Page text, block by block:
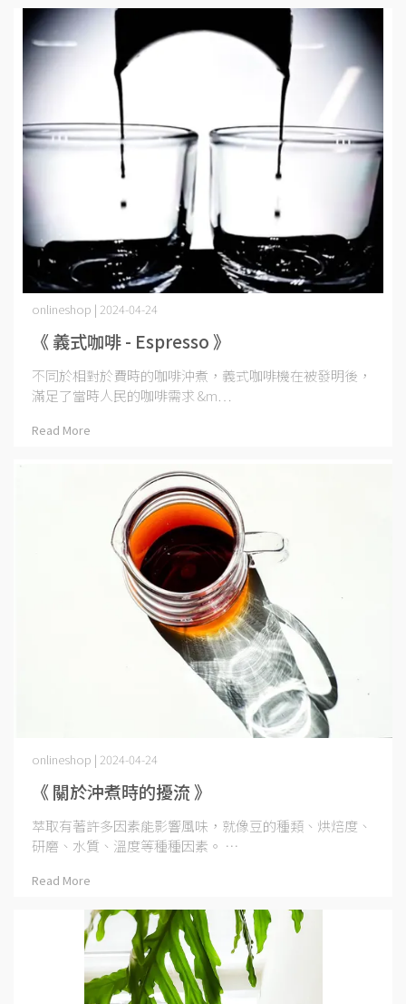
《 義式咖啡 - Espresso 》
onlineshop | 2024-04-24
不同於相對於費時的咖啡沖煮，義式咖啡機在被發明後，
滿足了當時人民的咖啡需求 &m⋯
Read More
《 關於沖煮時的擾流 》
onlineshop | 2024-04-24
萃取有著許多因素能影響風味，就像豆的種類、烘焙度、
研磨、水質、溫度等種種因素。 ⋯
Read More